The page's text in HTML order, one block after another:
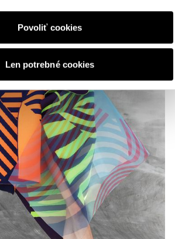
Povoliť cookies
Len potrebné cookies